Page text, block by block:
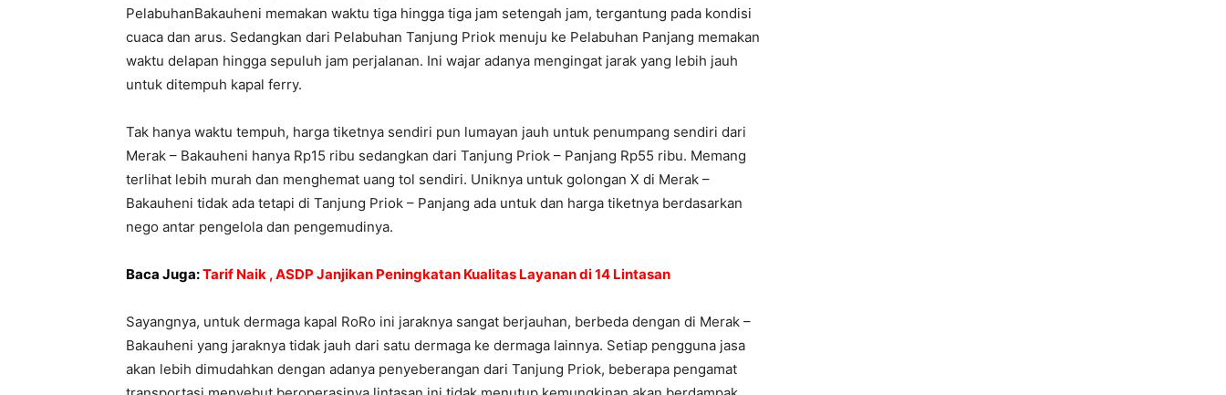
PelabuhanBakauheni memakan waktu tiga hingga tiga jam setengah jam, tergantung pada kondisi
cuaca dan arus. Sedangkan dari Pelabuhan Tanjung Priok menuju ke Pelabuhan Panjang memakan
waktu delapan hingga sepuluh jam perjalanan. Ini wajar adanya mengingat jarak yang lebih jauh
untuk ditempuh kapal ferry.
Tak hanya waktu tempuh, harga tiketnya sendiri pun lumayan jauh untuk penumpang sendiri dari
Merak – Bakauheni hanya Rp15 ribu sedangkan dari Tanjung Priok – Panjang Rp55 ribu. Memang
terlihat lebih murah dan menghemat uang tol sendiri. Uniknya untuk golongan X di Merak –
Bakauheni tidak ada tetapi di Tanjung Priok – Panjang ada untuk dan harga tiketnya berdasarkan
nego antar pengelola dan pengemudinya.
Baca Juga:Tarif Naik , ASDP Janjikan Peningkatan Kualitas Layanan di 14 Lintasan
Sayangnya, untuk dermaga kapal RoRo ini jaraknya sangat berjauhan, berbeda dengan di Merak –
Bakauheni yang jaraknya tidak jauh dari satu dermaga ke dermaga lainnya. Setiap pengguna jasa
akan lebih dimudahkan dengan adanya penyeberangan dari Tanjung Priok, beberapa pengamat